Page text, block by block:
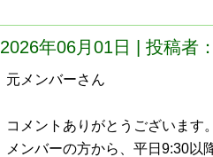
2026年06月01日 | 投稿者
元メンバーさん
コメントありがとうございます
メンバーの方から、平日9:30以